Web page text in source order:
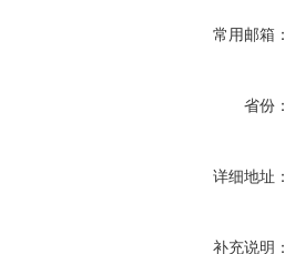
常用邮箱：
省份：
详细地址：
补充说明：